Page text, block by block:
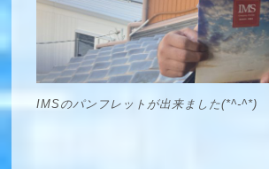
IMSのパンフレットが出来ました(*^-^*)